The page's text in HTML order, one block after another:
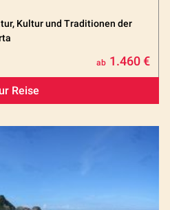
Kultur und Traditionen der
ab 1.460 €
Reise